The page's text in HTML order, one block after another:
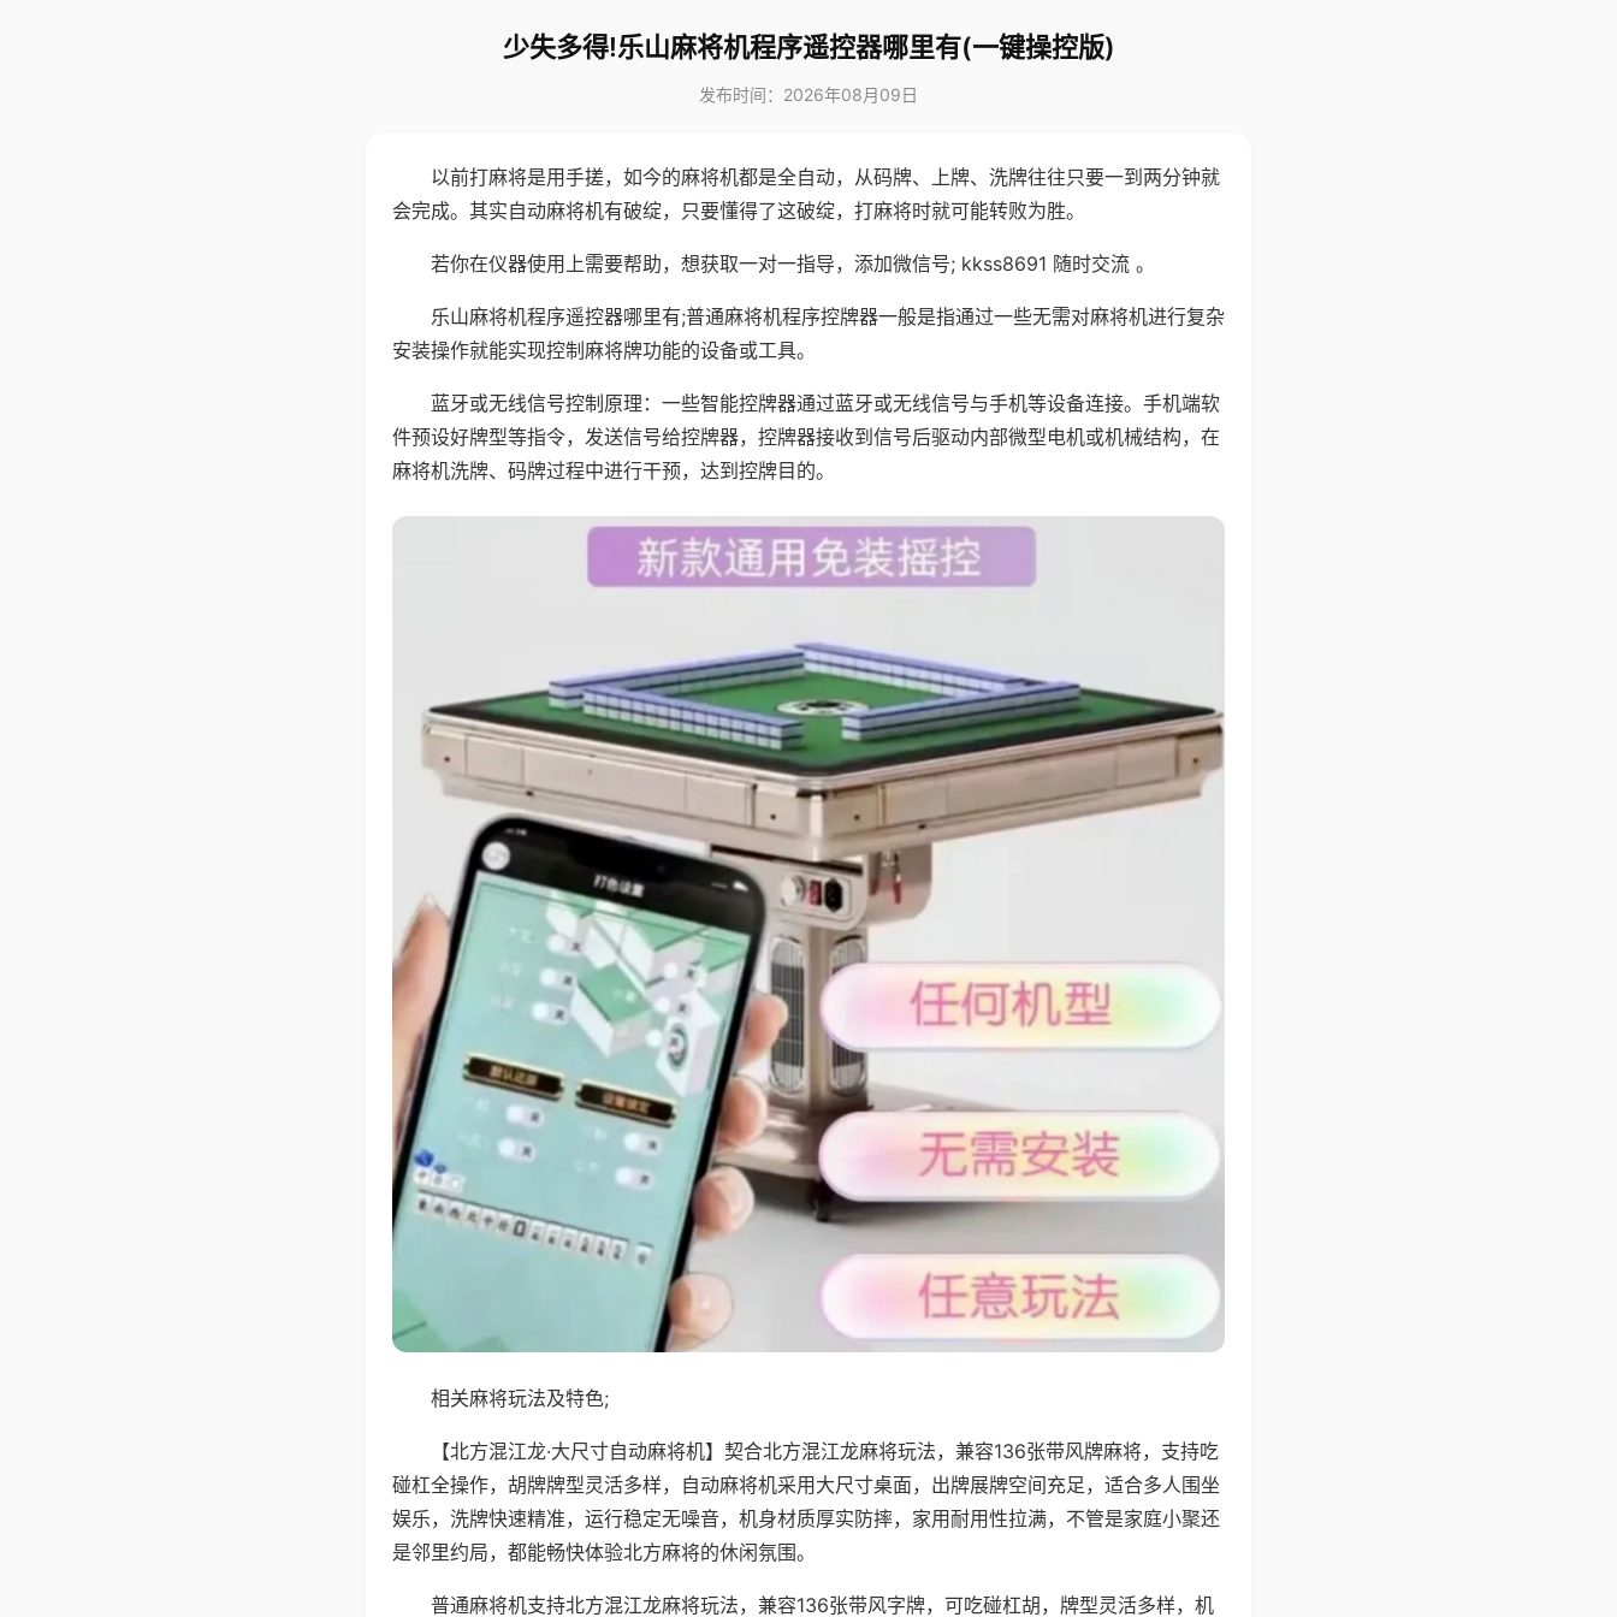
少失多得!乐山麻将机程序遥控器哪里有(一键操控版)
发布时间：2026年08月09日
以前打麻将是用手搓，如今的麻将机都是全自动，从码牌、上牌、洗牌往往只要一到两分钟就
会完成。其实自动麻将机有破绽，只要懂得了这破绽，打麻将时就可能转败为胜。
若你在仪器使用上需要帮助，想获取一对一指导，添加微信号; kkss8691 随时交流 。
乐山麻将机程序遥控器哪里有;普通麻将机程序控牌器一般是指通过一些无需对麻将机进行复杂
安装操作就能实现控制麻将牌功能的设备或工具。
蓝牙或无线信号控制原理：一些智能控牌器通过蓝牙或无线信号与手机等设备连接。手机端软
件预设好牌型等指令，发送信号给控牌器，控牌器接收到信号后驱动内部微型电机或机械结构，在
麻将机洗牌、码牌过程中进行干预，达到控牌目的。
相关麻将玩法及特色;
【北方混江龙·大尺寸自动麻将机】契合北方混江龙麻将玩法，兼容136张带风牌麻将，支持吃
碰杠全操作，胡牌牌型灵活多样，自动麻将机采用大尺寸桌面，出牌展牌空间充足，适合多人围坐
娱乐，洗牌快速精准，运行稳定无噪音，机身材质厚实防摔，家用耐用性拉满，不管是家庭小聚还
是邻里约局，都能畅快体验北方麻将的休闲氛围。
普通麻将机支持北方混江龙麻将玩法，兼容136张带风字牌，可吃碰杠胡，牌型灵活多样，机